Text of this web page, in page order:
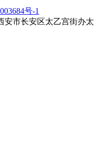
号-1
安市长安区太乙宫街办太